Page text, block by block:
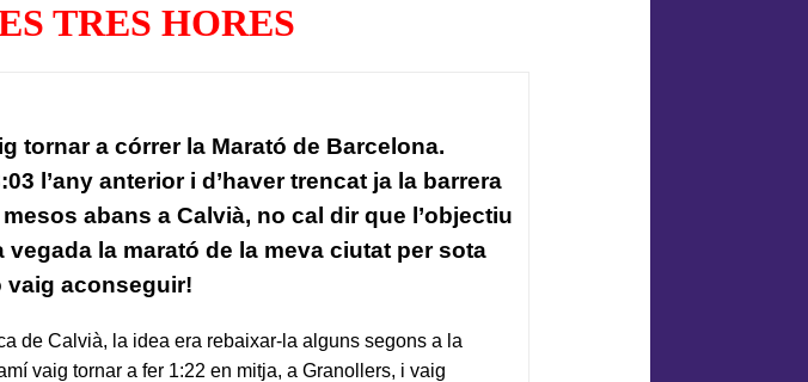
TRES HORES
tornar a córrer la Marató de Barcelona.
l’any anterior i d’haver trencat ja la barrera
abans a Calvià, no cal dir que l’objectiu
vegada la marató de la meva ciutat per sota
vaig aconseguir!
de Calvià, la idea era rebaixar-la alguns segons a la
vaig tornar a fer 1:22 en mitja, a Granollers, i vaig